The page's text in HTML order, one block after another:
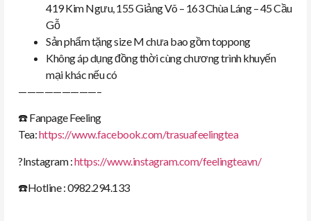
419 Kim Ngưu, 155 Giảng Võ – 163 Chùa Láng – 45 Cầu
Gỗ
Sản phẩm tặng size M chưa bao gồm toppong
Không áp dụng đồng thời cùng chương trình khuyến
mại khác nếu có
—————————–
☎️ Fanpage Feeling
Tea:https://www.facebook.com/trasuafeelingtea
?Instagram :https://www.instagram.com/feelingteavn/
☎️Hotline : 0982.294.133